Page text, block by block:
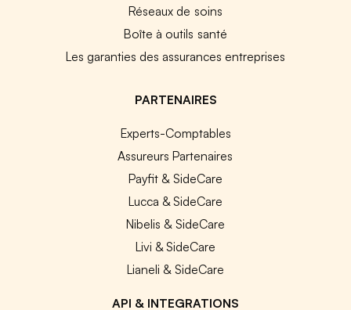
Réseaux de soins
Boîte à outils santé
Les garanties des assurances entreprises
PARTENAIRES
Experts-Comptables
Assureurs Partenaires
Payfit & SideCare
Lucca & SideCare
Nibelis & SideCare
Livi & SideCare
Lianeli & SideCare
API & INTEGRATIONS